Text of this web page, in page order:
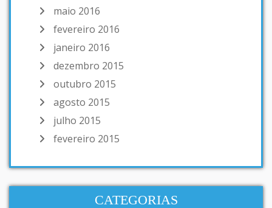
maio 2016
fevereiro 2016
janeiro 2016
dezembro 2015
outubro 2015
agosto 2015
julho 2015
fevereiro 2015
CATEGORIAS